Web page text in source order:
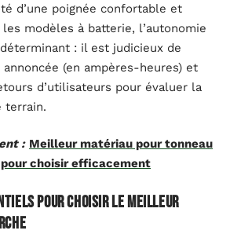
d’une poignée confortable et
modèles à batterie, l’autonomie
: il est judicieux de
(en ampères-heures) et
d’utilisateurs pour évaluer la
terrain.
: Meilleur matériau pour tonneau
choisir efficacement
pour choisir le meilleur